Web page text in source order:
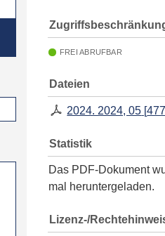
FREI ABRUFBAR
Dateien
2024. 2024, 05 [
Statistik
Das PDF-Dokument
mal heruntergeladen.
Lizenz-/